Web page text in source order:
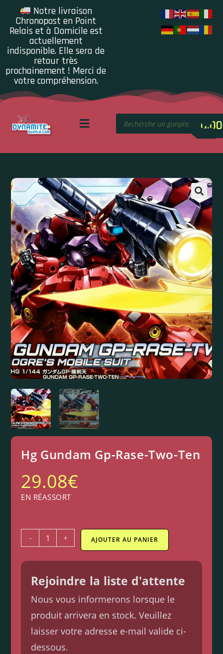
Notre livraison
Chronopost en Point
Relais et à Domicile est
actuellement
indisponible. Elle sera de
retour très
prochainement ! Merci de
votre compréhension.
0.00
Hg Gundam Gp-Rase-Two-Ten
29.08€
EN RÉASSORT
- + AJOUTER AU PANIER
Rejoindre la liste d'attente
Nous vous informerons lorsque le
produit arrivera en stock. Veuillez
laisser votre adresse e-mail valide ci-
dessous.